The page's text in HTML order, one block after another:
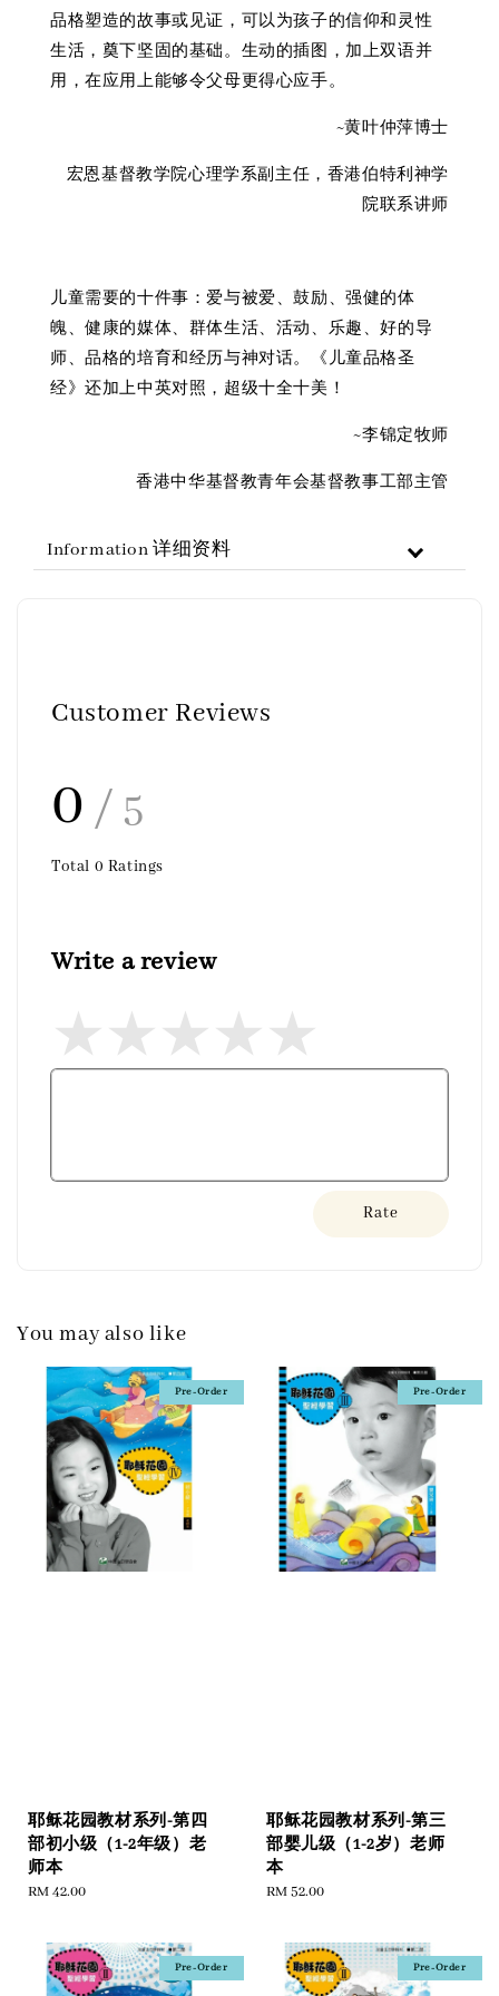
品格塑造的故事或见证，可以为孩子的信仰和灵性
生活，奠下坚固的基础。生动的插图，加上双语并
用，在应用上能够令父母更得心应手。
~黄叶仲萍博士
宏恩基督教学院心理学系副主任，香港伯特利神学
院联系讲师
儿童需要的十件事：爱与被爱、鼓励、强健的体
魄、健康的媒体、群体生活、活动、乐趣、好的导
师、品格的培育和经历与神对话。《儿童品格圣
经》还加上中英对照，超级十全十美！
~李锦定牧师
香港中华基督教青年会基督教事工部主管
Information 详细资料
Customer Reviews
0 / 5
Total 0 Ratings
Write a review
Rate
You may also like
Pre-Order
耶稣花园教材系列-第四
部初小级（1-2年级）老
师本
Regular
RM 42.00
Pre-Order
耶稣花园教材系列-第三
部婴儿级（1-2岁）老师
本
Regular
RM 52.00
Pre-Order Pre-Order